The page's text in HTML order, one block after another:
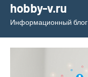
hobby-v.ru
Информационный блог